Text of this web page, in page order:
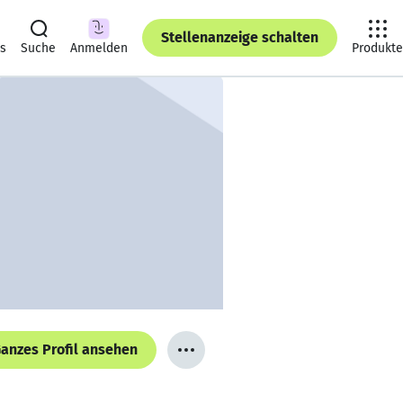
Suche Anmelden
Stellenanzeige schalten
Produkte
Profil ansehen